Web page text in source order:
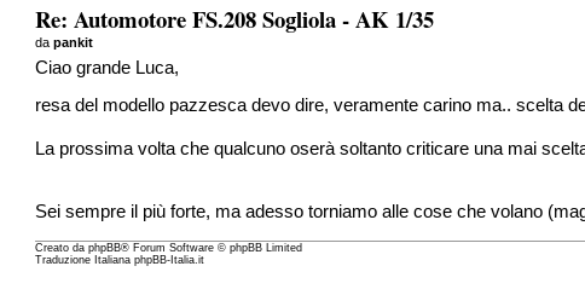
Re: Automotore FS.208 Sogliola - AK 1/35
dapankit
Ciao grande Luca,
resa del modello pazzesca devo dire, veramente carino ma.. scelta
La prossima volta che qualcuno oserà soltanto criticare una mai
Sei sempre il più forte, ma adesso torniamo alle cose che volano
Creato daphpBB® Forum Software © phpBB Limited
Traduzione ItalianaphpBB-Italia.it